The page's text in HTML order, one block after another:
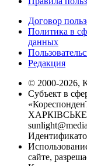
Договор
Политика в
данных
Редакция
© 2000-2026,
Субъект в
ХАРКІВСЬКЕ
сайте,